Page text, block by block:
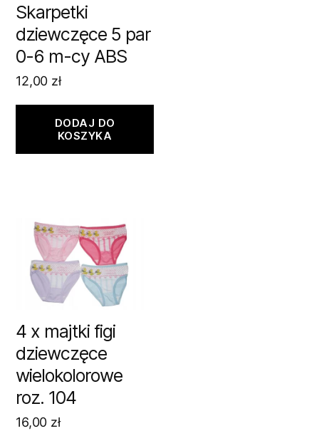
Skarpetki
dziewczęce 5 par
0-6 m-cy ABS
12,00 zł
DODAJ DO
KOSZYKA
4 x majtki figi
dziewczęce
wielokolorowe
roz. 104
16,00 zł